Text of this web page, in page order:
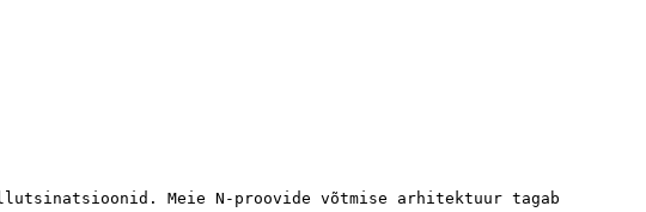
Meie N-proovide võtmise arhitektuur tagab